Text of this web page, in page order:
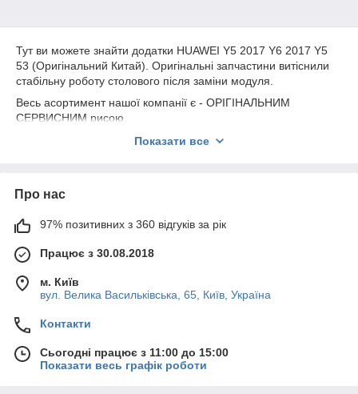
Тут ви можете знайти додатки HUAWEI Y5 2017 Y6 2017 Y5
53 (Оригінальний Китай). Оригінальні запчастини витіснили
стабільну роботу столового після заміни модуля.
Весь асортимент нашої компанії є - ОРІГІНАЛЬНИМ
СЕРВИСНИМ рисою.
Надаємо гарантію на всю продукцію 180 днів.
Показати все
Про нас
97% позитивних з 360 відгуків за рік
Працює з 30.08.2018
м. Київ
вул. Велика Васильківська, 65, Київ, Україна
Контакти
Сьогодні працює з 11:00 до 15:00
Показати весь графік роботи